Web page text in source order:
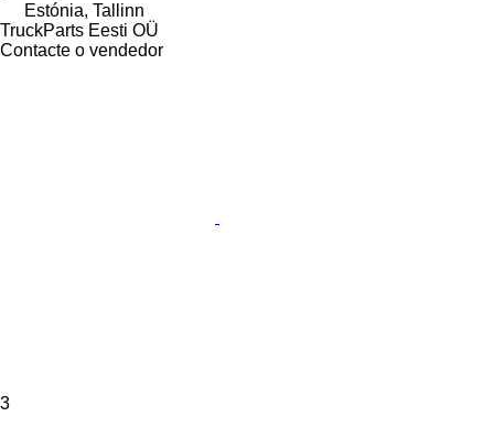
Estónia, Tallinn
TruckParts Eesti OÜ
Contacte o vendedor
3